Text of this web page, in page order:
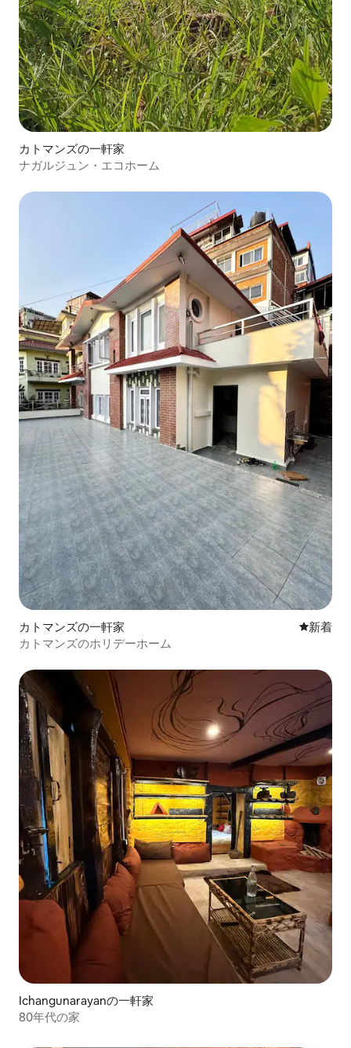
カトマンズの一軒家
ナガルジュン・エコホーム
カトマンズの一軒家 新しい宿
新着
カトマンズのホリデーホーム
Ichangunarayanの一軒家
80年代の家